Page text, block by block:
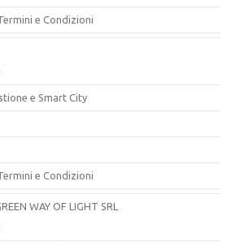
e Condizioni
e Smart City
e Condizioni
WAY OF LIGHT SRL